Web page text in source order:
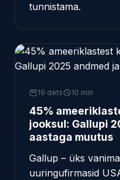
tunnistama.
19 dets 10 min
45%
jooksul: Gallupi
aastaga muutus
Gallup – üks
uuringufirmasid